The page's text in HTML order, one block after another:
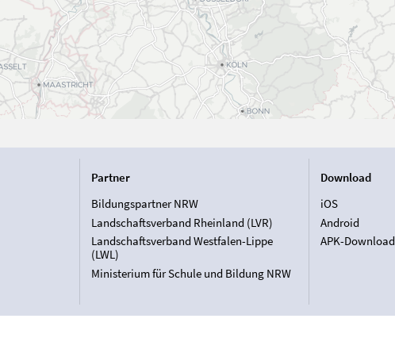
Partner
Bildungspartner NRW
Landschaftsverband Rheinland (LVR)
Landschaftsverband Westfalen-Lippe
(LWL)
Ministerium für Schule und Bildung NRW
Download
iOS
Android
APK-Download